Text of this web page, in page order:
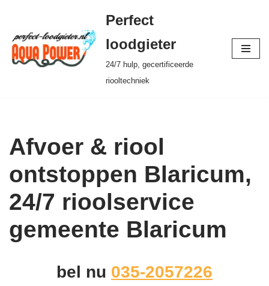
Ga
naar
de
Perfect
loodgieter
24/7 hulp, gecertificeerde
riooltechniek
Afvoer & riool
ontstoppen Blaricum,
24/7 rioolservice
gemeente Blaricum
bel nu 035-2057226